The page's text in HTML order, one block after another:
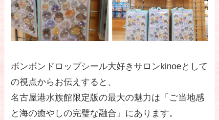
ボンボンドロップシール大好きサロンkinoeとして
の視点からお伝えすると、
名古屋港水族館限定版の最大の魅力は「ご当地感
と海の癒やしの完璧な融合」にあります。